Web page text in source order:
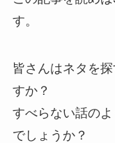
す。
皆さんはネタを
すか？
すべらない話の
でしょうか？